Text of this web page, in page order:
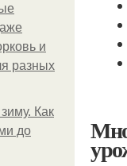
и
разных
Как
до